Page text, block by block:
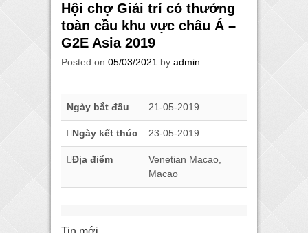
Hội chợ Giải trí có thưởng
toàn cầu khu vực châu Á –
G2E Asia 2019
Posted on 05/03/2021 by admin
Ngày bắt đầu 21-05-2019
Ngày kết thúc 23-05-2019
Địa điểm
Venetian Macao,
Macao